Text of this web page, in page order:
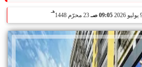
09:05 صـ 23 محرّم 1448
هـ